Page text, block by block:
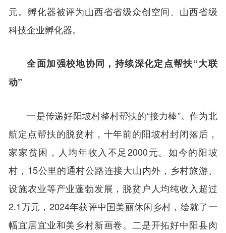
元。孵化器被评为山西省省级众创空间、山西省级
科技企业孵化器。
全面加强校地协同，持续深化定点帮扶“大联
动”
一是传递好阳坡村整村帮扶的“接力棒”。作为北
航定点帮扶的脱贫村，十年前的阳坡村封闭落后，
家家贫困，人均年收入不足2000元。如今的阳坡
村，15公里的通村公路连接大山内外，乡村旅游、
设施农业等产业蓬勃发展，脱贫户人均纯收入超过
2.1万元，2024年获评中国美丽休闲乡村，绘就了一
幅宜居宜业和美乡村新画卷。二是开拓好中阳县肉